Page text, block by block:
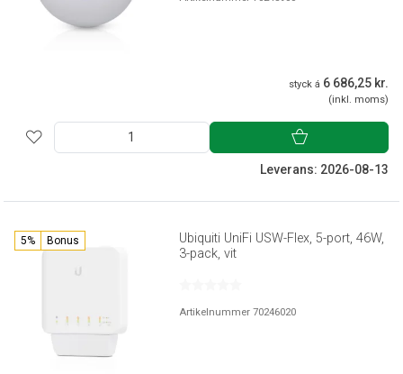
styck á 6 686,25 kr.
(inkl. moms)
Leverans: 2026-08-13
5% Bonus
Ubiquiti UniFi USW-Flex, 5-port, 46W,
3-pack, vit
Artikelnummer 70246020